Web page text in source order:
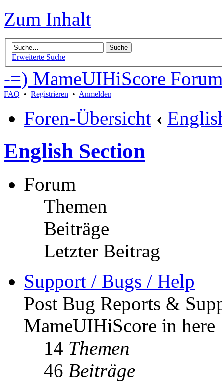
Zum Inhalt
Erweiterte Suche
-=) MameUIHiScore
FAQ • Registrieren • Anmelden
Foren-Übersicht ‹
English Section
Forum
Themen
Beiträge
Letzter Beitrag
Support / Bugs / Help
Post Bug Reports &
MameUIHiScore in
14 Themen
46 Beiträge